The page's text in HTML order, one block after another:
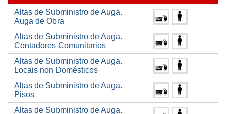
Altas de Subministro de Auga.
Auga de Obra
Altas de Subministro de Auga.
Contadores Comunitarios
Altas de Subministro de Auga.
Locais non Domésticos
Altas de Subministro de Auga.
Pisos
Altas de Subministro de Auga.